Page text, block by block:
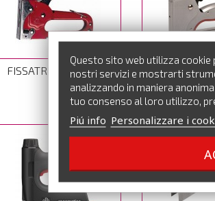
FISSATRICE MAURER
FISSATRICE
MAURER
Questo sito web utilizza
nostri servizi e mostrarti
analizzando in maniera
tuo consenso al loro utilizzo,
Piú info Personalizzare i